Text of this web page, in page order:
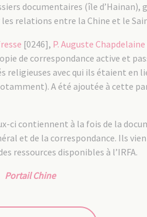
documentaires (île
relations entre la Chine et le
[0246], P. Auguste Chapdelaine
de correspondance active et
avec qui ils étaient
A été ajoutée à cette
ci contiennent à la fois de la
et de la correspondance. Ils
ressources disponibles à l’IRFA.
Portail Chine